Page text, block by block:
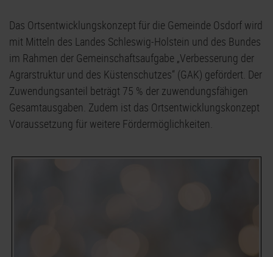
Das Ortsentwicklungskonzept für die Gemeinde Osdorf wird
mit Mitteln des Landes Schleswig-Holstein und des Bundes
im Rahmen der Gemeinschaftsaufgabe „Verbesserung der
Agrarstruktur und des Küstenschutzes“ (GAK) gefördert. Der
Zuwendungsanteil beträgt 75 % der zuwendungsfähigen
Gesamtausgaben. Zudem ist das Ortsentwicklungskonzept
Voraussetzung für weitere Fördermöglichkeiten.